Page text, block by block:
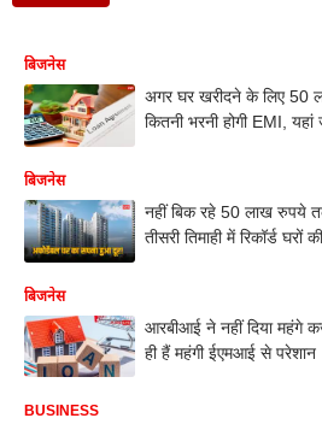
बिजनेस
अगर घर खरीदने के लिए 50
कितनी भरनी होगी EMI, यहां
बिजनेस
नहीं बिक रहे 50 लाख रुपये
तीसरी तिमाही में रिकॉर्ड घरों
बिजनेस
आरबीआई ने नहीं दिया महंगे
ही हैं महंगी ईएमआई से परेशान
BUSINESS